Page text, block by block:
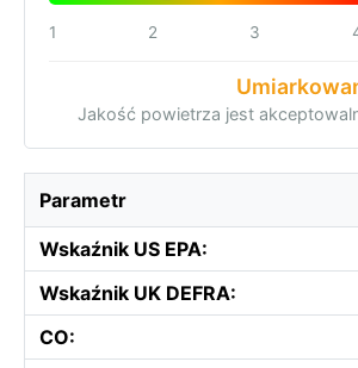
1 2 3
Jakość powietrza jest
Parametr
Wskaźnik US EPA:
Wskaźnik UK DEFRA:
CO: